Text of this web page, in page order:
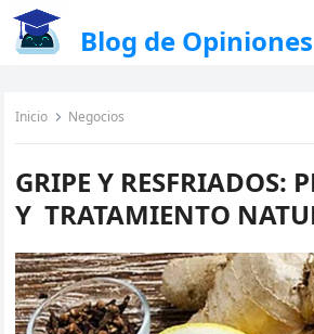
Blog de Opiniones
Inicio Negocios
GRIPE Y RESFRIADOS:
Y TRATAMIENTO